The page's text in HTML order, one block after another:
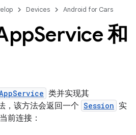
Devices Android for Cars
Service 和
类并实现其
，该方法会返回一个 Session 实
前连接：